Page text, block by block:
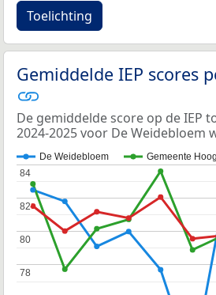
Toelichting
Gemiddelde IEP scores
De gemiddelde score op de IEP
2024-2025 voor De Weidebloem
De Weidebloem Gemeente
78
78
80
80
82
82
84
84